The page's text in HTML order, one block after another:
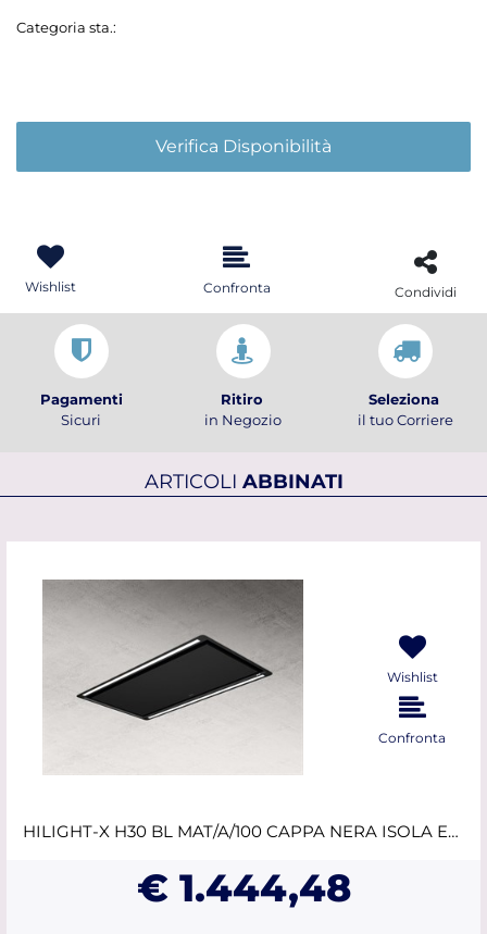
Categoria sta.:
Verifica Disponibilità
Wishlist Confronta Condividi
Pagamenti
Sicuri
Ritiro
in Negozio
Seleziona
il tuo Corriere
ARTICOLI ABBINATI
Wishlist
Confronta
HILIGHT-X H30 BL MAT/A/100 CAPPA NERA ISOLA ELICA
€ 1.444,48